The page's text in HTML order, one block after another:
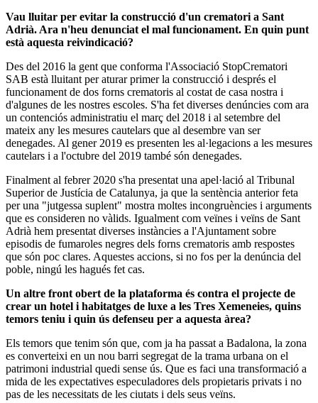
Vau lluitar per evitar la construcció d'un crematori a Sant
Adrià. Ara n'heu denunciat el mal funcionament. En quin punt
està aquesta reivindicació?
Des del 2016 la gent que conforma l'Associació StopCrematori
SAB està lluitant per aturar primer la construcció i després el
funcionament de dos forns crematoris al costat de casa nostra i
d'algunes de les nostres escoles. S'ha fet diverses denúncies com ara
un contenciós administratiu el març del 2018 i al setembre del
mateix any les mesures cautelars que al desembre van ser
denegades. Al gener 2019 es presenten les al·legacions a les mesures
cautelars i a l'octubre del 2019 també són denegades.
Finalment al febrer 2020 s'ha presentat una apel·lació al Tribunal
Superior de Justícia de Catalunya, ja que la sentència anterior feta
per una "jutgessa suplent" mostra moltes incongruències i arguments
que es consideren no vàlids. Igualment com veïnes i veïns de Sant
Adrià hem presentat diverses instàncies a l'Ajuntament sobre
episodis de fumaroles negres dels forns crematoris amb respostes
que són poc clares. Aquestes accions, si no fos per la denúncia del
poble, ningú les hagués fet cas.
Un altre front obert de la plataforma és contra el projecte de
crear un hotel i habitatges de luxe a les Tres Xemeneies, quins
temors teniu i quin ús defenseu per a aquesta àrea?
Els temors que tenim són que, com ja ha passat a Badalona, la zona
es converteixi en un nou barri segregat de la trama urbana on el
patrimoni industrial quedi sense ús. Que es faci una transformació a
mida de les expectatives especuladores dels propietaris privats i no
pas de les necessitats de les ciutats i dels seus veïns.